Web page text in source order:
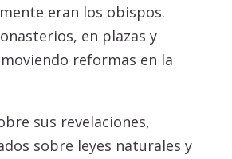
eran los obispos.
en plazas y
reformas en la
sus revelaciones,
sobre leyes naturales y